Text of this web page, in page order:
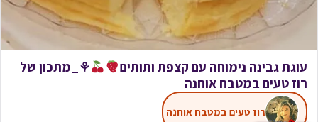
עוגת גבינה נימוחה עם קצפת ותותים
⚘_מתכון של
רוז טעים במטבח אוחנה
רוז טעים במטבח אוחנה